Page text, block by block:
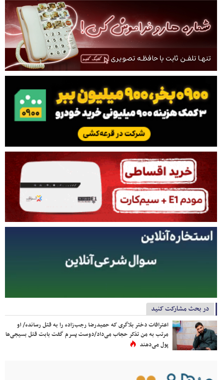
در بحث مشارکت کنید
اعترافات دختر بلاگری که حمیدرضا رجب‌زاده را به قتل رسانده/ او
مرتب به من تذکر حجاب می‌داد/دوست پسرم گفت بابت قتل بسیجی‌ها
پول می‌دهند